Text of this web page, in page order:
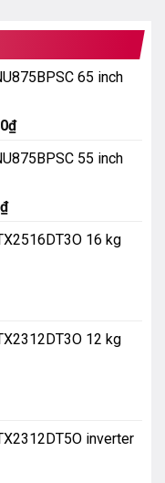
65 inch
₫Giá
tại
55 inch
₫Giá
tại
16 kg
12 kg
inverter